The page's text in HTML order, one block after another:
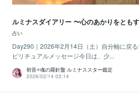
ルミナスダイアリー 〜心のあかりをとも
占い
Day290｜2026年2月14日（土）自分軸に戻
ピリチュアルメッセージ今日は、少...
初音⭐️魂の羅針盤 ルミナススター鑑定
2026/02/14 03:14